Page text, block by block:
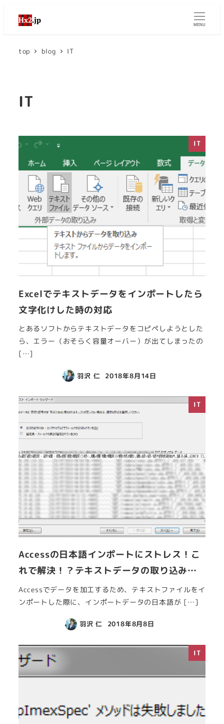
MENU
top blog IT
IT
IT
Excelでテキストデータをインポートしたら
文字化けした時の対応
とあるソフトからテキストデータをコピペしようとした
ら、エラー（おそらく容量オーバー）が出てしまったの
[…]
羽沢 仁 2018年8月14日
IT
Accessの日本語インポートにストレス！こ
れで解決！？テキストデータの取り込み…
Accessでデータを加工するため、テキストファイルをイ
ンポートした際に、インポートデータの日本語が […]
羽沢 仁 2018年8月8日
IT